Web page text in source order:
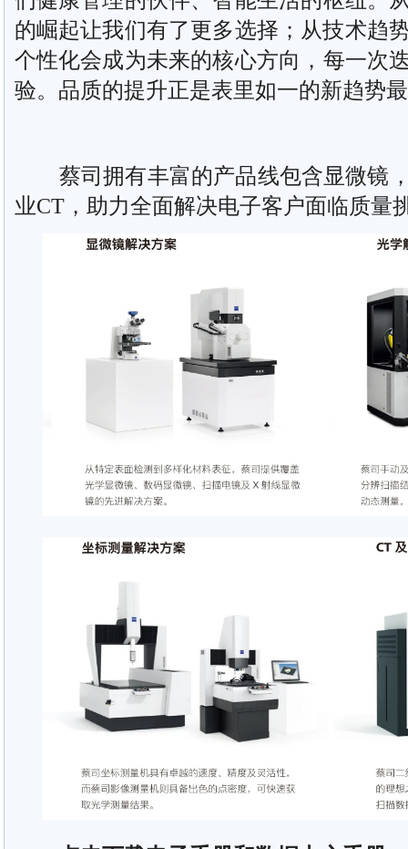
的崛起让我们有了更多选择；从技术趋
个性化会成为未来的核心方向，每一次
验。品质的提升正是表里如一的新趋势
蔡司拥有丰富的产品线包含显微镜
业CT，助力全面解决电子客户面临质量